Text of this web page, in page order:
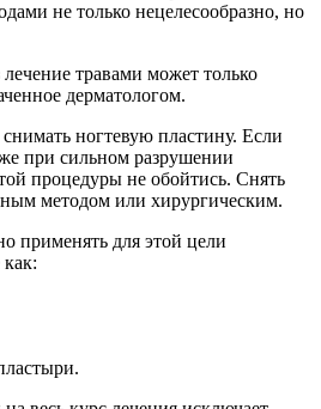
не только нецелесообразно, но
травами может только
дерматологом.
снимать ногтевую пластину. Если
при сильном разрушении
процедуры не обойтись. Снять
методом или хирургическим.
применять для этой цели